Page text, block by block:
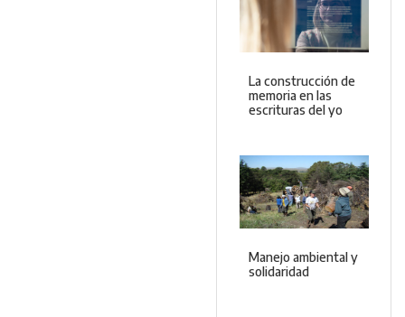
La construcción de
memoria en las
escrituras del yo
Manejo ambiental y
solidaridad